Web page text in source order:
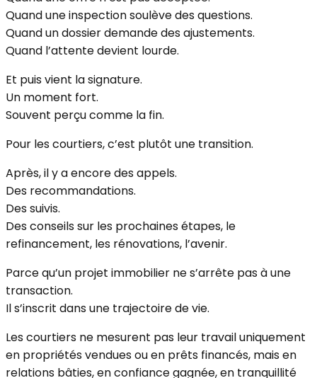
Quand une inspection soulève des questions.
Quand un dossier demande des ajustements.
Quand l’attente devient lourde.
Et puis vient la signature.
Un moment fort.
Souvent perçu comme la fin.
Pour les courtiers, c’est plutôt une transition.
Après, il y a encore des appels.
Des recommandations.
Des suivis.
Des conseils sur les prochaines étapes, le
refinancement, les rénovations, l’avenir.
Parce qu’un projet immobilier ne s’arrête pas à une
transaction.
Il s’inscrit dans une trajectoire de vie.
Les courtiers ne mesurent pas leur travail uniquement
en propriétés vendues ou en prêts financés, mais en
relations bâties, en confiance gagnée, en tranquillité